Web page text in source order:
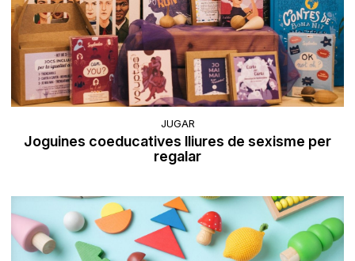
JUGAR
Joguines coeducatives lliures de sexisme per
regalar